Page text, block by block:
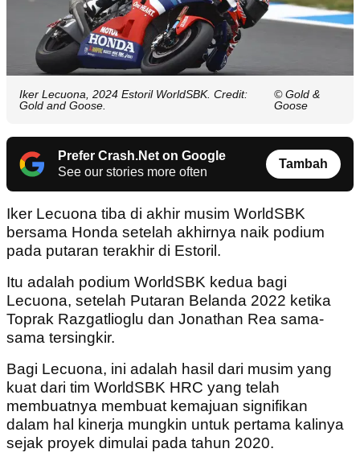
Iker Lecuona, 2024 Estoril WorldSBK. Credit:
Gold and Goose.
© Gold &
Goose
Prefer Crash.Net on Google
See our stories more often
Tambah
Iker Lecuona tiba di akhir musim WorldSBK
bersama Honda setelah akhirnya naik podium
pada putaran terakhir di Estoril.
Itu adalah podium WorldSBK kedua bagi
Lecuona, setelah Putaran Belanda 2022 ketika
Toprak Razgatlioglu dan Jonathan Rea sama-
sama tersingkir.
Bagi Lecuona, ini adalah hasil dari musim yang
kuat dari tim WorldSBK HRC yang telah
membuatnya membuat kemajuan signifikan
dalam hal kinerja mungkin untuk pertama kalinya
sejak proyek dimulai pada tahun 2020.